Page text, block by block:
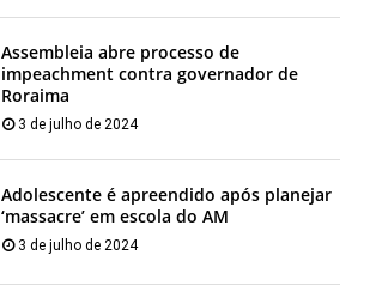
Assembleia abre processo de
impeachment contra governador de
Roraima
3 de julho de 2024
Adolescente é apreendido após planejar
‘massacre’ em escola do AM
3 de julho de 2024